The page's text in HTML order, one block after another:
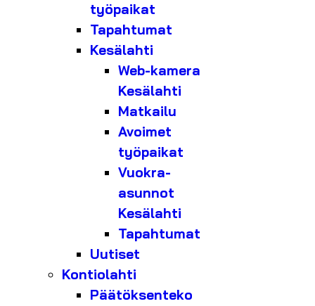
työpaikat
Tapahtumat
Kesälahti
Web-kamera
Kesälahti
Matkailu
Avoimet
työpaikat
Vuokra-
asunnot
Kesälahti
Tapahtumat
Uutiset
Kontiolahti
Päätöksenteko